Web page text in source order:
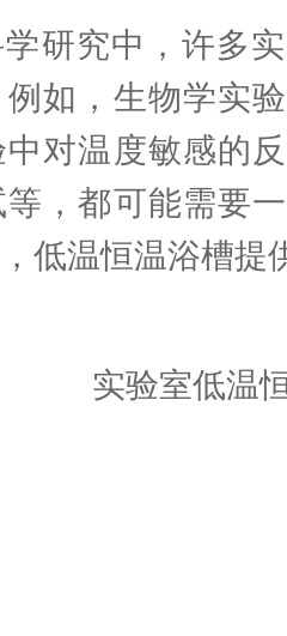
究中，许多实
如，生物学实
对温度敏感的
，都可能需要
低温恒温浴槽提